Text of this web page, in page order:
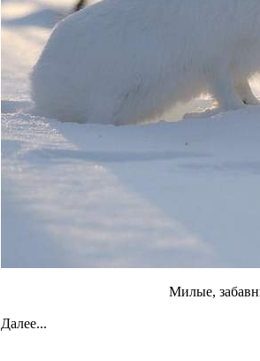
Милые,
Далее...